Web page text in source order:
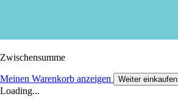
Zwischensumme
Meinen Warenkorb anzeigen Weiter einkaufen
Loading...